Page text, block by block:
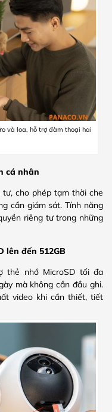
và loa, hỗ trợ đàm thoại hai
cá nhân
cho phép tạm thời che
cần giám sát. Tính năng
riêng tư trong những
lên đến 512GB
thẻ nhớ MicroSD tối đa
mà không cần đầu ghi.
video khi cần thiết, tiết